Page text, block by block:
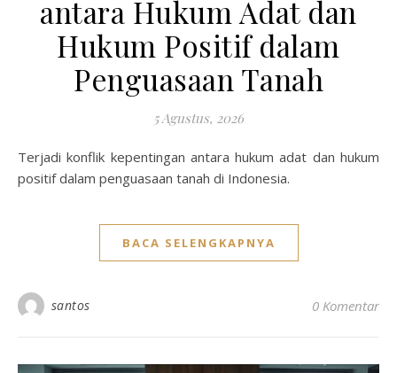
antara Hukum Adat dan
Hukum Positif dalam
Penguasaan Tanah
5 Agustus, 2026
Terjadi konflik kepentingan antara hukum adat dan hukum
positif dalam penguasaan tanah di Indonesia.
BACA SELENGKAPNYA
santos 0 Komentar